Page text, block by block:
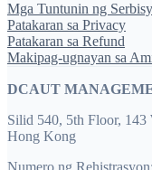
Mga Tuntunin ng
Patakaran sa Privacy
Patakaran sa Refund
Makipag-ugnayan sa
DCAUT
Silid 540, 5th Floor,
Hong Kong
Numero ng